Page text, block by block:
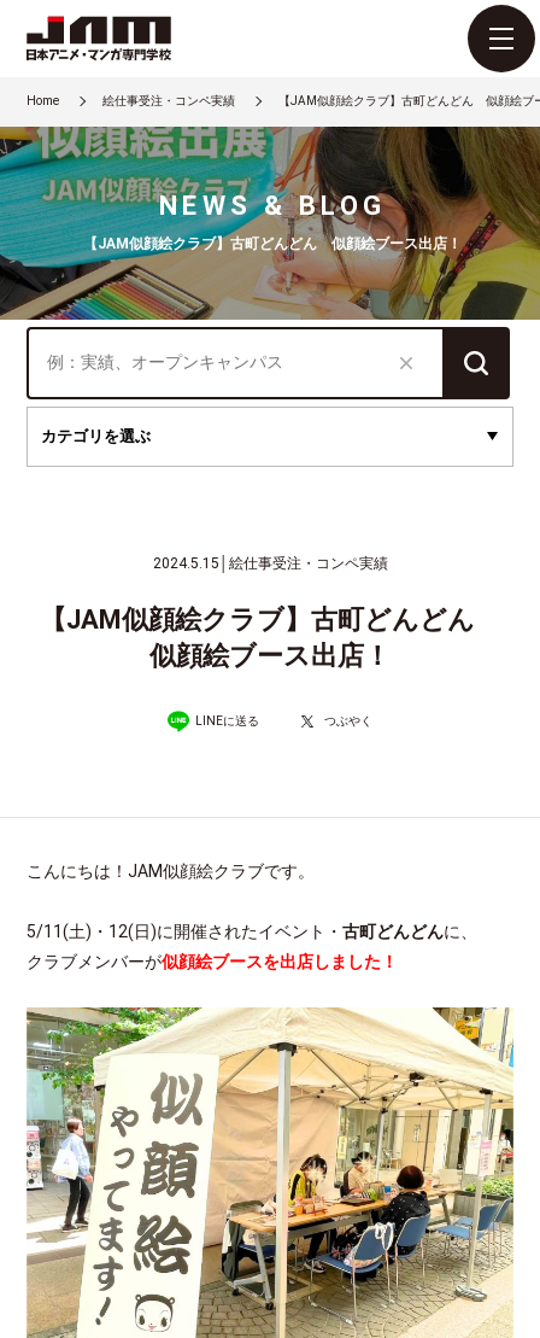
Home 絵仕事受注・コンペ実績 【JAM似顔絵クラブ】古町どんどん 似顔絵ブ
NEWS & BLOG
【JAM似顔絵クラブ】古町どんどん 似顔絵ブース出店！
2024.5.15 絵仕事受注・コンペ実績
【JAM似顔絵クラブ】古町どんどん
似顔絵ブース出店！
LINEに送る つぶやく
こんにちは！JAM似顔絵クラブです。
5/11(土)・12(日)に開催されたイベント・古町どんどんに、
クラブメンバーが似顔絵ブースを出店しました！